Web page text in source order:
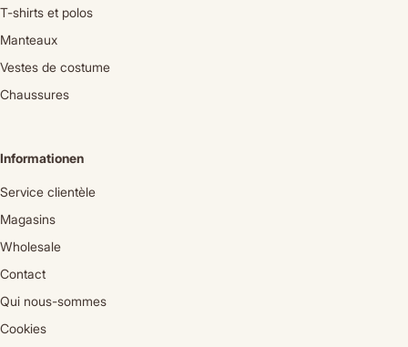
T-shirts et polos
Manteaux
Vestes de costume
Chaussures
Informationen
Service clientèle
Magasins
Wholesale
Contact
Qui nous-sommes
Cookies